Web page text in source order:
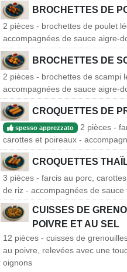
BROCHETTES DE
2 pièces - brochettes de poulet
accompagnées de sauce aigre-
BROCHETTES DE
2 pièces - brochettes de scampi
accompagnées de sauce aigre-
CROQUETTES DE
spesso apprezzato
2 pièces -
carottes et poireaux -
CROQUETTES
3 pièces - farcis au porc,
de riz - accompagnées de sauce
CUISSES DE
POIVRE ET AU SEL
12 pièces - cuisses de
au poivre, relevées avec une
oignons